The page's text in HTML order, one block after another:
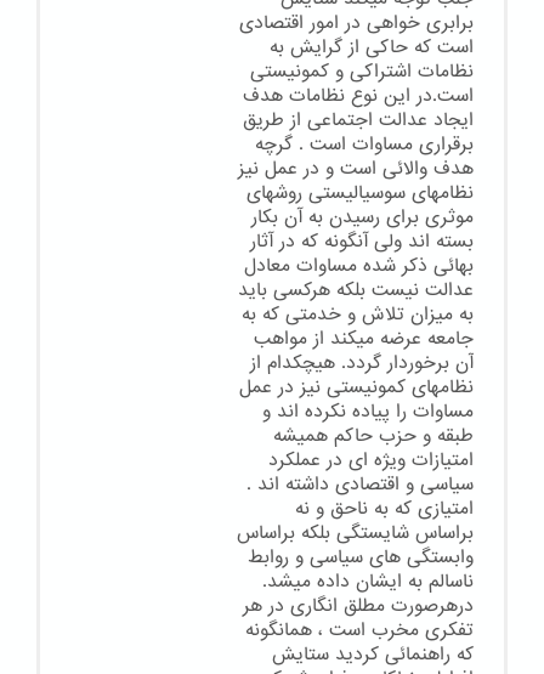
برابری خواهی در امور اقتصادی
است که حاکی از گرایش به
نظامات اشتراکی و کمونیستی
است.در این نوع نظامات هدف
ایجاد عدالت اجتماعی از طریق
برقراری مساوات است . گرچه
هدف والائی است و در عمل نیز
نظامهای سوسیالیستی روشهای
موثری برای رسیدن به آن بکار
بسته اند ولی آنگونه که در آثار
بهائی ذکر شده مساوات معادل
عدالت نیست بلکه هرکسی باید
به میزان تلاش و خدمتی که به
جامعه عرضه میکند از مواهب
آن برخوردار گردد. هیچکدام از
نظامهای کمونیستی نیز در عمل
مساوات را پیاده نکرده اند و
طبقه و حزب حاکم همیشه
امتیازات ویژه ای در عملکرد
سیاسی و اقتصادی داشته اند .
امتیازی که به ناحق و نه
براساس شایستگی بلکه براساس
وابستگی های سیاسی و روابط
ناسالم به ایشان داده میشد.
درهرصورت مطلق انگاری در هر
تفکری مخرب است ، همانگونه
که راهنمائی کردید ستایش